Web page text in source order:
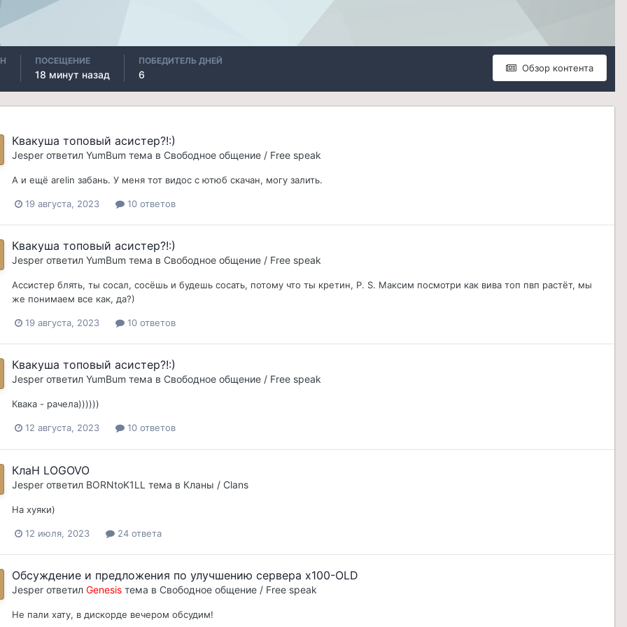
Обзор контента
ПОСЕЩЕНИЕ
18 минут назад
ПОБЕДИТЕЛЬ ДНЕЙ
6
Квакуша топовый асистер?!:)
Jesper ответил YumBum тема в Свободное общение / Free speak
А и ещё arelin забань. У меня тот видос с ютюб скачан, могу залить.
19 августа, 2023 10 ответов
Квакуша топовый асистер?!:)
Jesper ответил YumBum тема в Свободное общение / Free speak
Ассистер блять, ты сосал, сосёшь и будешь сосать, потому что ты кретин, P. S. Максим посмотри как вива топ пвп растёт, мы
же понимаем все как, да?)
19 августа, 2023 10 ответов
Квакуша топовый асистер?!:)
Jesper ответил YumBum тема в Свободное общение / Free speak
Квака - рачела))))))
12 августа, 2023 10 ответов
КлаН LOGOVO
Jesper ответил BORNtoK1LL тема в Кланы / Clans
На хуяки)
12 июля, 2023 24 ответа
Обсуждение и предложения по улучшению сервера х100-OLD
Jesper ответил Genesis тема в Свободное общение / Free speak
Не пали хату, в дискорде вечером обсудим!